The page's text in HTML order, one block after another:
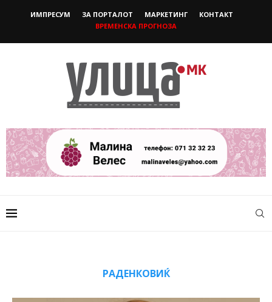
ИМПРЕСУМ ЗА ПОРТАЛОТ МАРКЕТИНГ
КОНТАКТ
ВРЕМЕНСКА ПРОГНОЗА
РАДЕНКОВИЌ